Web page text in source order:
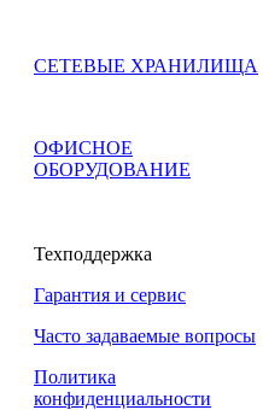
СЕТЕВЫЕ ХРАНИЛИЩА
ОФИСНОЕ
ОБОРУДОВАНИЕ
Техподдержка
Гарантия и сервис
Часто задаваемые вопросы
Политика
конфиденциальности